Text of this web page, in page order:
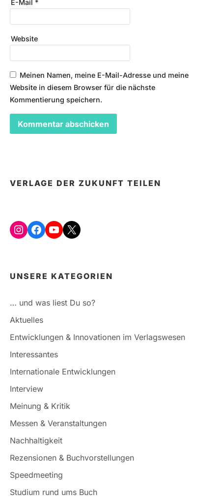
E-Mail *
Website
Meinen Namen, meine E-Mail-Adresse und meine
Website in diesem Browser für die nächste
Kommentierung speichern.
VERLAGE DER ZUKUNFT TEILEN
Instagram
Facebook
YouTube
X
UNSERE KATEGORIEN
… und was liest Du so?
Aktuelles
Entwicklungen & Innovationen im Verlagswesen
Interessantes
Internationale Entwicklungen
Interview
Meinung & Kritik
Messen & Veranstaltungen
Nachhaltigkeit
Rezensionen & Buchvorstellungen
Speedmeeting
Studium rund ums Buch